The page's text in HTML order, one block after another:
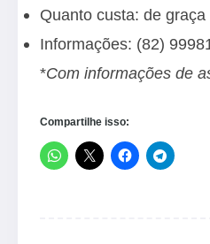
Quanto custa: de graça
Informações: (82)
*Com informações de
Compartilhe isso: